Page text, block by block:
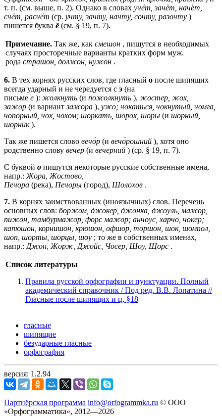
т. п. (см. выше, п. 2). Однако в словах учёт, зачёт, начёт,
счёт, расчёт (ср. учту, зачту, начту, сочту, разочту )
пишется буква ё (см. § 19, п. 7).
Примечание. Так же, как смешон , пишутся в необходимых
случаях просторечные варианты кратких форм муж.
рода страшон, должон, нужон .
6. В тех корнях русских слов, где гласный о после шипящих
всегда ударный и не чередуется с э (на
письме е ): жолкнуть (и пожолкнуть ), жостер, жох,
зажор (и вариантзажора ), ужо; чокаться, чокнутый, чомга,
чопорный, чох, чохом; шоркать, шорох, шоры (и шорный,
шорник).
Так же пишется слово вечо́р (и вечо́рошний ), хотя оно
родственно слову вечер (и вечерний ) (ср. § 19, п. 7).
С буквой о пишутся некоторые русские собственные имена,
напр.: Жора, Жостово,
Печора (река), Печоры (город), Шолохов .
7. В корнях заимствованных (иноязычных) слов. Перечень
основных слов: боржом, джокер, джонка, джоуль, мажор,
пижон, тамбурмажор, форс мажор; анчоус, харчо, чокер;
капюшон, корнишон, крюшон, офшор, торшон, шок, шомпол,
шоп, шорты, шорцы, шоу ; то же в собственных именах,
напр.: Джон, Жорж, Джойс, Чосер, Шоу, Щорс .
Список литературы
Правила русской орфографии и пунктуации. Полный
академический справочник / Под ред. В.В. Лопатина //
Гласные после шипящих и ц, §18
гласные
шипящие
безударные гласные
орфография
версия: 1.2.94
Партнёрская программа info@orfogrammka.ru © ООО
«Орфограмматика», 2012—2026